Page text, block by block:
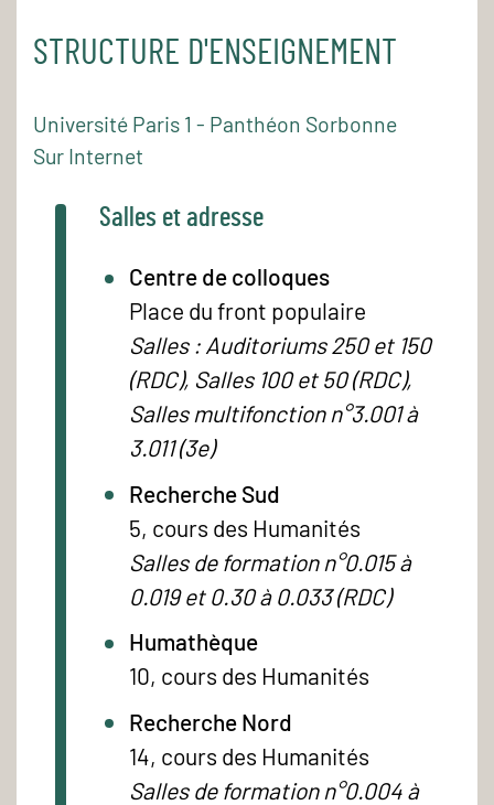
STRUCTURE D'ENSEIGNEMENT
Université Paris 1 - Panthéon Sorbonne
Sur Internet
Salles et adresse
Centre de colloques
Place du front populaire
Salles : Auditoriums 250 et 150
(RDC), Salles 100 et 50 (RDC),
Salles multifonction n°3.001 à
3.011 (3e)
Recherche Sud
5, cours des Humanités
Salles de formation n°0.015 à
0.019 et 0.30 à 0.033 (RDC)
Humathèque
10, cours des Humanités
Recherche Nord
14, cours des Humanités
Salles de formation n°0.004 à